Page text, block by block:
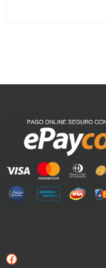
Facebook